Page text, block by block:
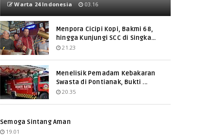
Warta 24 Indonesia 03.16
Menpora Cicipi Kopi, Bakmi 68,
hingga Kunjungi SCC di Singka...
21.23
Menelisik Pemadam Kebakaran
Swasta di Pontianak, Bukti ...
20.35
Semoga Sintang Aman
19.01